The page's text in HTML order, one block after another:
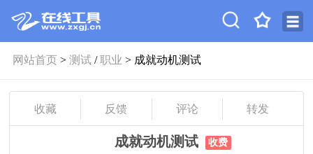
网站首页> 测试 /职业 > 成就动机测试
收藏 反馈 评论 转发
成就动机测试 收费